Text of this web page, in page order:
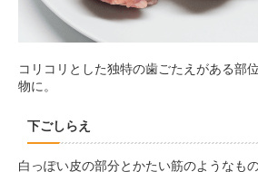
コリコリとした独特の歯ごたえがある部
物に。
下ごしらえ
白っぽい皮の部分とかたい筋のようなも